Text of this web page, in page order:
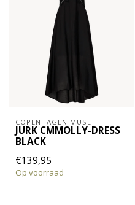
COPENHAGEN MUSE
JURK CMMOLLY-DRESS
BLACK
€139,95
Op voorraad